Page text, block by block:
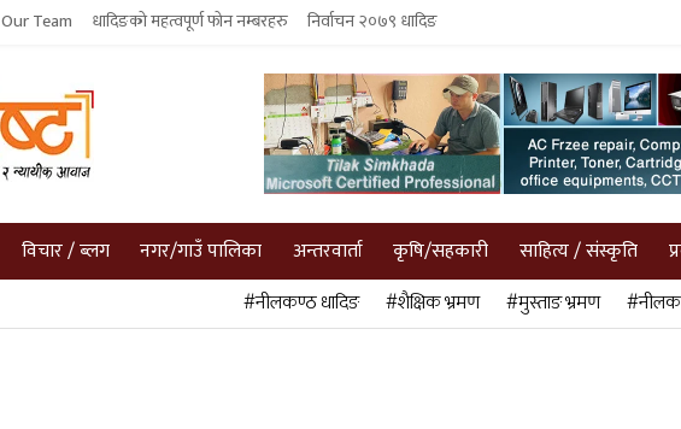
Our Team धादिङको महत्वपूर्ण फोन नम्बरहरु निर्वाचन २०७९ धादिङ
विचार / ब्लग नगर/गाउँ पालिका अन्तरवार्ता कृषि/सहकारी साहित्य / संस्कृति
#नीलकण्ठ धादिङ #शैक्षिक भ्रमण #मुस्ताङ भ्रमण